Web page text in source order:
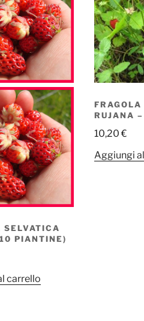
SELVATICA
PIANTINE)
carrello
RUJANA
10,20€
Aggiungi